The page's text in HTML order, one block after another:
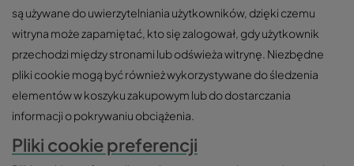
są używane do uwierzytelniania użytkowników, dzięki czemu
witryna może zapamiętać, kto się zalogował, gdy użytkownik
przechodzi między stronami lub odświeża witrynę. Niezbędne
pliki cookie mogą być również wykorzystywane do śledzenia
elementów w koszyku zakupowym lub do dostarczania
informacji o pokrywaniu obciążenia.
Pliki cookie preferencji